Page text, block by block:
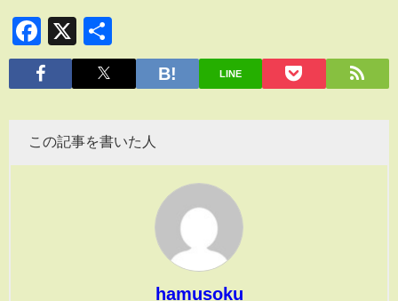
Facebook
X
有
LINE
この記事を書いた人
hamusoku